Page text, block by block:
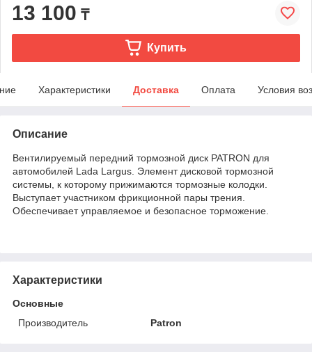
13 100 ₸
Купить
Характеристики Доставка Оплата Условия
Описание
Вентилируемый передний тормозной диск PATRON для
автомобилей Lada Largus. Элемент дисковой тормозной
системы, к которому прижимаются тормозные колодки.
Выступает участником фрикционной пары трения.
Обеспечивает управляемое и безопасное торможение.
Характеристики
Основные
Производитель
Patron